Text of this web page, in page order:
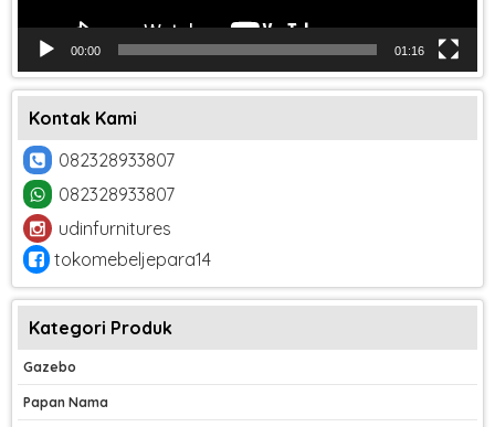
00:00 01:16
Kontak Kami
082328933807
082328933807
udinfurnitures
tokomebeljepara14
Kategori Produk
Gazebo
Papan Nama